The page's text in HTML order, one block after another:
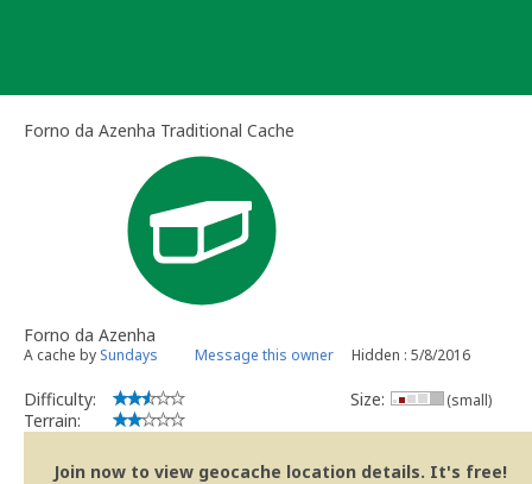
Forno da Azenha Traditional Cache
Forno da Azenha
A cache by Sundays Message this owner Hidden : 5/8/2016
Difficulty:
Terrain:
Size: (small)
Join now to view geocache location details. It's free!